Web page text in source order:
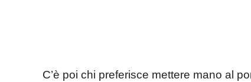
C’è poi chi preferisce mettere mano al